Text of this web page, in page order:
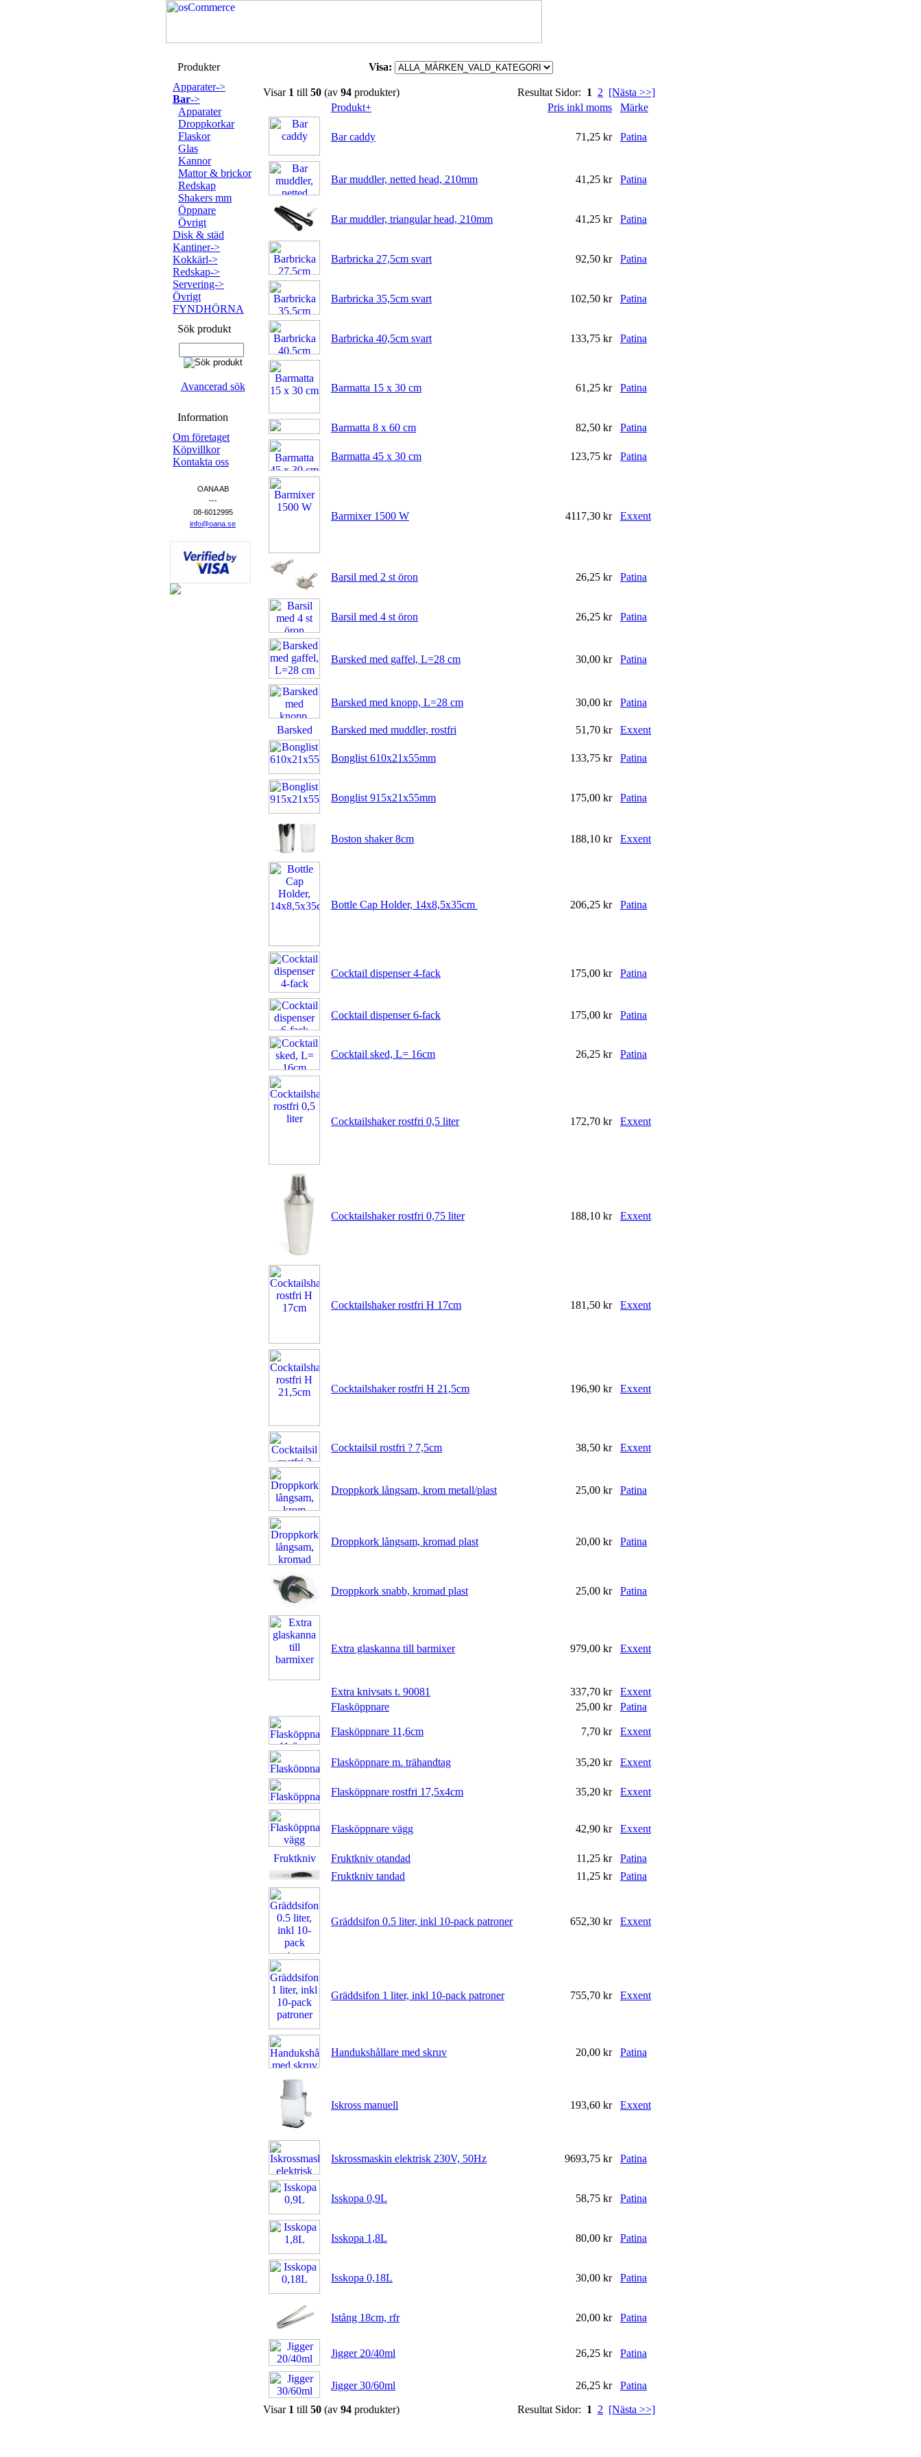
Produkter
Apparater->
Bar->
Apparater
Droppkorkar
Flaskor
Glas
Kannor
Mattor & brickor
Redskap
Shakers mm
Öppnare
Övrigt
Disk & städ
Kantiner->
Kokkärl->
Redskap->
Servering->
Övrigt
FYNDHÖRNA
Sök produkt
Avancerad sök
Information
Om företaget
Köpvillkor
Kontakta oss
OANA AB
---
08-6012995
info@oana.se
Visa:
Visar 1 till 50 (av 94 produkter) Resultat Sidor: 1 2 [Nästa >>]
Produkt+
Pris inkl moms Märke
Bar caddy 71,25 kr Patina
Bar muddler, netted head, 210mm 41,25 kr Patina
Bar muddler, triangular head, 210mm 41,25 kr Patina
Barbricka 27,5cm svart 92,50 kr Patina
Barbricka 35,5cm svart 102,50 kr Patina
Barbricka 40,5cm svart 133,75 kr Patina
Barmatta 15 x 30 cm 61,25 kr Patina
Barmatta 8 x 60 cm 82,50 kr Patina
Barmatta 45 x 30 cm 123,75 kr Patina
Barmixer 1500 W 4117,30 kr Exxent
Barsil med 2 st öron 26,25 kr Patina
Barsil med 4 st öron 26,25 kr Patina
Barsked med gaffel, L=28 cm 30,00 kr Patina
Barsked med knopp, L=28 cm 30,00 kr Patina
Barsked med muddler, rostfri 51,70 kr Exxent
Bonglist 610x21x55mm 133,75 kr Patina
Bonglist 915x21x55mm 175,00 kr Patina
Boston shaker 8cm 188,10 kr Exxent
Bottle Cap Holder, 14x8,5x35cm 206,25 kr Patina
Cocktail dispenser 4-fack 175,00 kr Patina
Cocktail dispenser 6-fack 175,00 kr Patina
Cocktail sked, L= 16cm 26,25 kr Patina
Cocktailshaker rostfri 0,5 liter 172,70 kr Exxent
Cocktailshaker rostfri 0,75 liter 188,10 kr Exxent
Cocktailshaker rostfri H 17cm 181,50 kr Exxent
Cocktailshaker rostfri H 21,5cm 196,90 kr Exxent
Cocktailsil rostfri ? 7,5cm 38,50 kr Exxent
Droppkork långsam, krom metall/plast 25,00 kr Patina
Droppkork långsam, kromad plast 20,00 kr Patina
Droppkork snabb, kromad plast 25,00 kr Patina
Extra glaskanna till barmixer 979,00 kr Exxent
Extra knivsats t. 90081 337,70 kr
Exxent
Flasköppnare
25,00 kr Patina
Flasköppnare 11,6cm 7,70 kr Exxent
Flasköppnare m. trähandtag 35,20 kr Exxent
Flasköppnare rostfri 17,5x4cm 35,20 kr Exxent
Flasköppnare vägg 42,90 kr Exxent
Fruktkniv otandad 11,25 kr
Patina
Fruktkniv tandad
11,25 kr Patina
Gräddsifon 0.5 liter, inkl 10-pack patroner 652,30 kr Exxent
Gräddsifon 1 liter, inkl 10-pack patroner 755,70 kr Exxent
Handukshållare med skruv 20,00 kr Patina
Iskross manuell 193,60 kr Exxent
Iskrossmaskin elektrisk 230V, 50Hz 9693,75 kr Patina
Isskopa 0,9L 58,75 kr Patina
Isskopa 1,8L 80,00 kr Patina
Isskopa 0,18L 30,00 kr Patina
Istång 18cm, rfr 20,00 kr Patina
Jigger 20/40ml 26,25 kr Patina
Jigger 30/60ml 26,25 kr Patina
Visar 1 till 50 (av 94 produkter) Resultat Sidor: 1 2 [Nästa >>]